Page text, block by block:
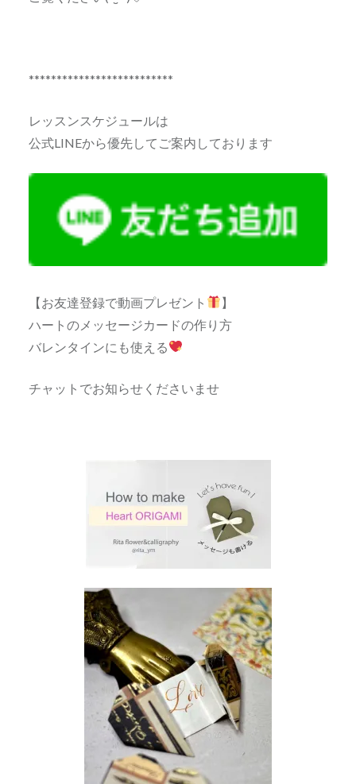
**************************
レッスンスケジュールは
公式LINEから優先してご案内しております
【お友達登録で動画プレゼント
】
ハートのメッセージカードの作り方
バレンタインにも使える
チャットでお知らせくださいませ